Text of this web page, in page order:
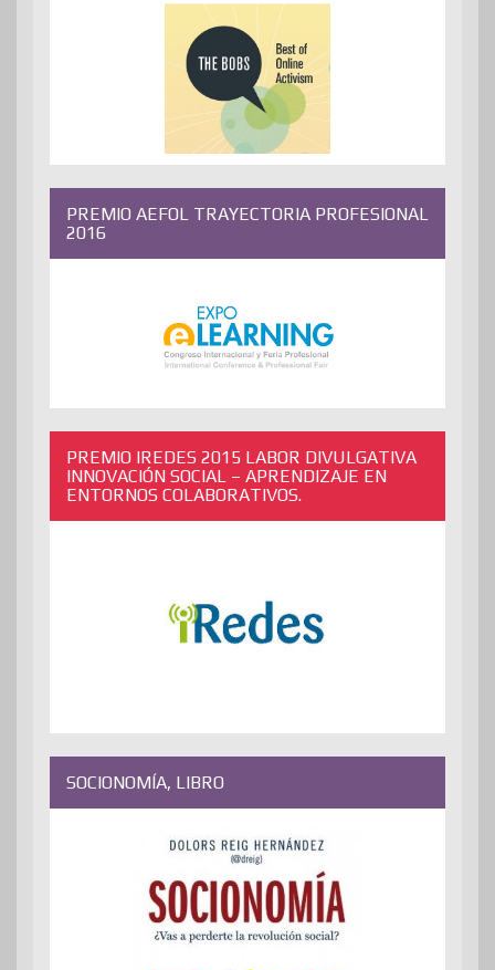
PREMIO AEFOL TRAYECTORIA PROFESIONAL
2016
PREMIO IREDES 2015 LABOR DIVULGATIVA
INNOVACIÓN SOCIAL – APRENDIZAJE EN
ENTORNOS COLABORATIVOS.
SOCIONOMÍA, LIBRO